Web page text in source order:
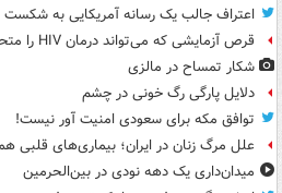
اعتراف جالب یک رسانه آمریکایی به شکست
قرص آزمایشی که می‌تواند درمان HIV را متحول کند
شکار تمساح در مالزی
دلایل پارگی رگ خونی در چشم
توافق مکه برای سعودی امنیت آور نیست!
علل مرگ زنان در ایران؛ بیماری‌های قلبی
میدان‌داری یک دهه نودی در بین‌الحرمین